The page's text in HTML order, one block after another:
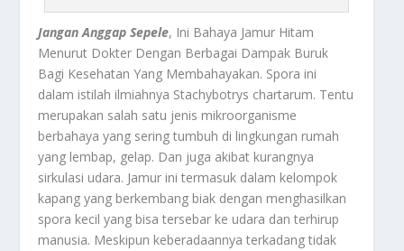
Jangan Anggap Sepele, Ini Bahaya Jamur Hitam
Menurut Dokter Dengan Berbagai Dampak Buruk
Bagi Kesehatan Yang Membahayakan. Spora ini
dalam istilah ilmiahnya Stachybotrys chartarum. Tentu
merupakan salah satu jenis mikroorganisme
berbahaya yang sering tumbuh di lingkungan rumah
yang lembap, gelap. Dan juga akibat kurangnya
sirkulasi udara. Jamur ini termasuk dalam kelompok
kapang yang berkembang biak dengan menghasilkan
spora kecil yang bisa tersebar ke udara dan terhirup
manusia. Meskipun keberadaannya terkadang tidak